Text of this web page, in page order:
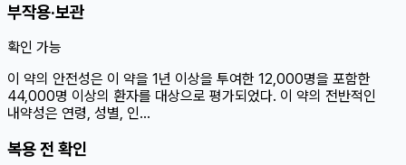
부작용·보관
확인 가능
이 약의 안전성은 이 약을 1년 이상을 투여한 12,000명을 포함한
44,000명 이상의 환자를 대상으로 평가되었다. 이 약의 전반적인
내약성은 연령, 성별, 인…
복용 전 확인